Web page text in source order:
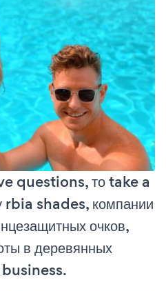
questions, то take a
rbia shades, компании
очков,
в деревянных